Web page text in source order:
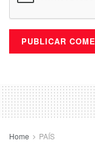
Home PAÍS